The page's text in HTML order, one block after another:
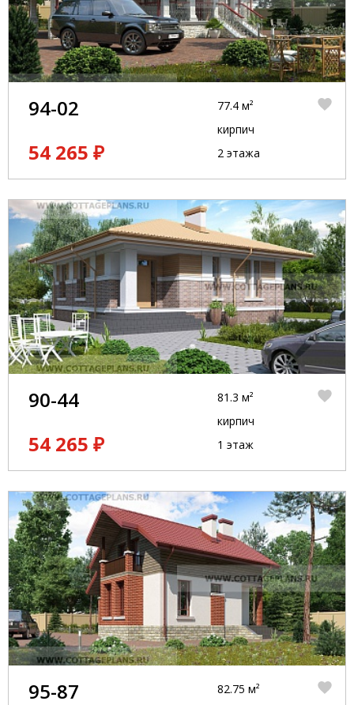
94-02
54 265 ₽
77.4 м²
кирпич
2 этажа
90-44
54 265 ₽
81.3 м²
кирпич
1 этаж
95-87 82.75 м²